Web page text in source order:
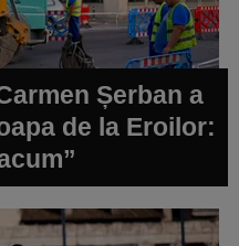
Șerban a
de la Eroilor: